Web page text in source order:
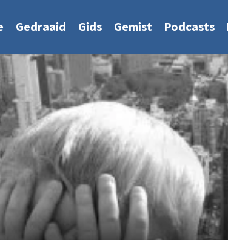
Gedraaid Gids Gemist Podcasts